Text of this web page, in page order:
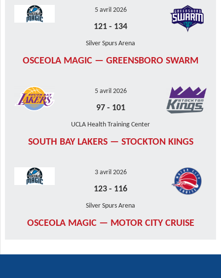
5 avril 2026
121 - 134
Silver Spurs Arena
OSCEOLA MAGIC — GREENSBORO SWARM
5 avril 2026
97- 101
UCLA Health Training Center
SOUTH BAY LAKERS — STOCKTON KINGS
3 avril 2026
123 - 116
Silver Spurs Arena
OSCEOLA MAGIC — MOTOR CITY CRUISE